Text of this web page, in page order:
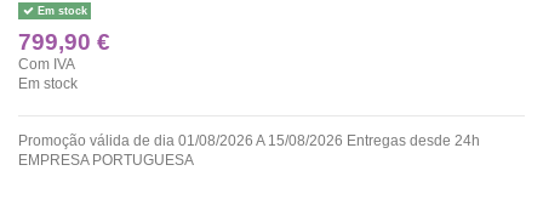
Em stock
799,90 €
Com IVA
Em stock
Promoção válida de dia 01/08/2026 A 15/08/2026 Entregas desde 24h
EMPRESA PORTUGUESA